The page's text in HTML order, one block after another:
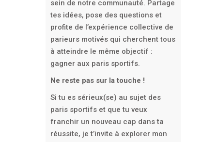
sein de notre communauté. Partage
tes idées, pose des questions et
profite de l’expérience collective de
parieurs motivés qui cherchent tous
à atteindre le même objectif :
gagner aux paris sportifs.
Ne reste pas sur la touche !
Si tu es sérieux(se) au sujet des
paris sportifs et que tu veux
franchir un nouveau cap dans ta
réussite, je t’invite à explorer mon